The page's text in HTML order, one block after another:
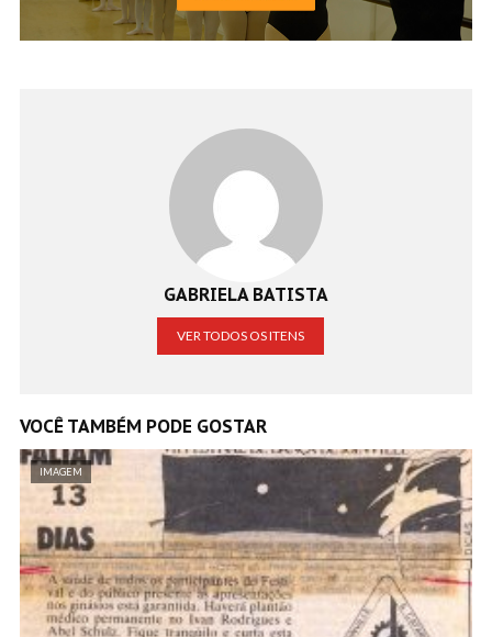
GABRIELA BATISTA
VER TODOS OS ITENS
VOCÊ TAMBÉM PODE GOSTAR
IMAGEM